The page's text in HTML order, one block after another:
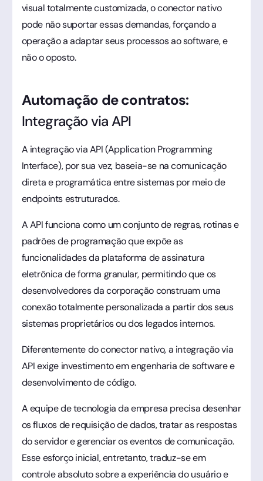
visual totalmente customizada, o conector nativo
pode não suportar essas demandas, forçando a
operação a adaptar seus processos ao software, e
não o oposto.
Automação de contratos:
Integração via API
A integração via API (Application Programming
Interface), por sua vez, baseia-se na comunicação
direta e programática entre sistemas por meio de
endpoints estruturados.
A API funciona como um conjunto de regras, rotinas e
padrões de programação que expõe as
funcionalidades da plataforma de assinatura
eletrônica de forma granular, permitindo que os
desenvolvedores da corporação construam uma
conexão totalmente personalizada a partir dos seus
sistemas proprietários ou dos legados internos.
Diferentemente do conector nativo, a integração via
API exige investimento em engenharia de software e
desenvolvimento de código.
A equipe de tecnologia da empresa precisa desenhar
os fluxos de requisição de dados, tratar as respostas
do servidor e gerenciar os eventos de comunicação.
Esse esforço inicial, entretanto, traduz-se em
controle absoluto sobre a experiência do usuário e